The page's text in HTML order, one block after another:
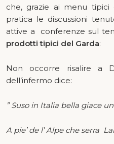
che, grazie ai menu
pratica le discussioni
attive a conferenze sul
prodotti tipici del Garda:
Non occorre risalire a
dell’infermo dice:
” Suso in Italia bella giace
A pie’ de l’ Alpe che serra